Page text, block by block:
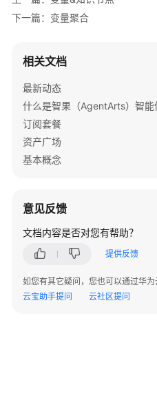
下一篇：变量聚合
相关文档
最新动态
什么是智果（AgentArts）智能
订阅套餐
资产广场
基本概念
意见反馈
文档内容是否对您有帮助？
提供反馈
如您有其它疑问，您也可以通过华
云宝助手提问
云社区提问